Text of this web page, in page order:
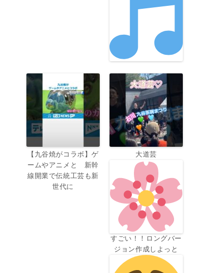
【九谷焼がコラボ】ゲ
ームやアニメと 新幹
線開業で伝統工芸も新
世代に
大道芸
すごい！！ロングバー
ジョン作成しよっと